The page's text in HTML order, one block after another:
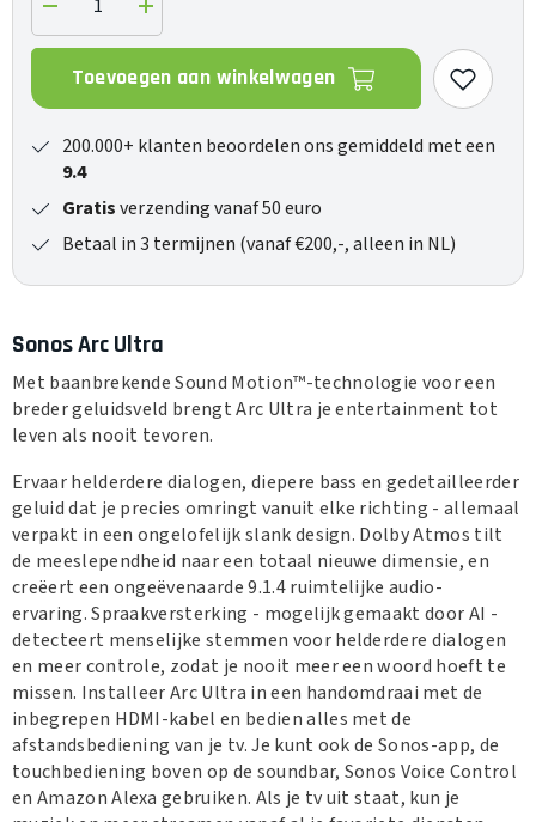
Verlaag
de
hoeveelheid
voor
Verhoog
de
hoeveelheid
Arc
Toevoegen aan winkelwagen
200.000+ klanten beoordelen ons gemiddeld met een
9.4
Gratisverzending vanaf 50 euro
Betaal in 3 termijnen (vanaf €200,-, alleen in NL)
Sonos Arc Ultra
Met baanbrekende Sound Motion™-technologie voor een
breder geluidsveld brengt Arc Ultra je entertainment tot
leven als nooit tevoren.
Ervaar helderdere dialogen, diepere bass en gedetailleerder
geluid dat je precies omringt vanuit elke richting - allemaal
verpakt in een ongelofelijk slank design. Dolby Atmos tilt
de meeslependheid naar een totaal nieuwe dimensie, en
creëert een ongeëvenaarde 9.1.4 ruimtelijke audio-
ervaring. Spraakversterking - mogelijk gemaakt door AI -
detecteert menselijke stemmen voor helderdere dialogen
en meer controle, zodat je nooit meer een woord hoeft te
missen. Installeer Arc Ultra in een handomdraai met de
inbegrepen HDMI-kabel en bedien alles met de
afstandsbediening van je tv. Je kunt ook de Sonos-app, de
touchbediening boven op de soundbar, Sonos Voice Control
en Amazon Alexa gebruiken. Als je tv uit staat, kun je